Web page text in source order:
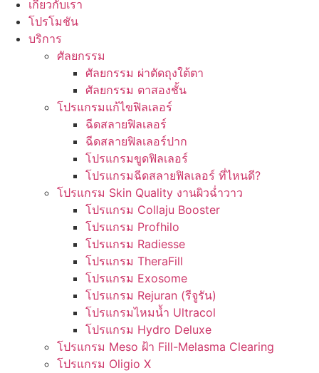
เกี่ยวกับเรา
โปรโมชัน
บริการ
ศัลยกรรม
ศัลยกรรม ผ่าตัดถุงใต้ตา
ศัลยกรรม ตาสองชั้น
โปรแกรมแก้ไขฟิลเลอร์
ฉีดสลายฟิลเลอร์
ฉีดสลายฟิลเลอร์ปาก
โปรแกรมขูดฟิลเลอร์
โปรแกรมฉีดสลายฟิลเลอร์ ที่ไหนดี?
โปรแกรม Skin Quality งานผิวฉ่ำวาว
โปรแกรม Collaju Booster
โปรแกรม Profhilo
โปรแกรม Radiesse
โปรแกรม TheraFill
โปรแกรม Exosome
โปรแกรม Rejuran (รีจูรัน)
โปรแกรมไหมน้ำ Ultracol
โปรแกรม Hydro Deluxe
โปรแกรม Meso ฝ้า Fill-Melasma Clearing
โปรแกรม Oligio X